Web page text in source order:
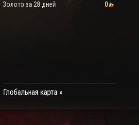
Золото за 28 дней 0
Глобальная карта